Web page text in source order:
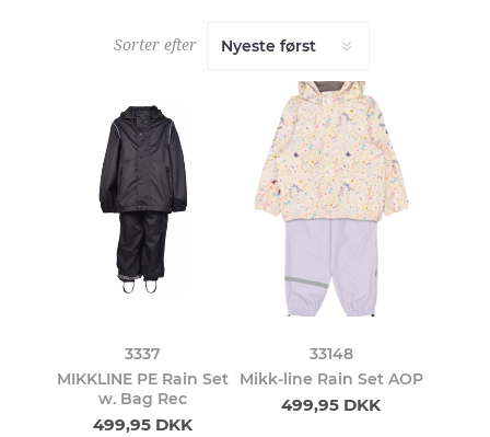
Sorter efter
3337
MIKKLINE PE Rain Set
w. Bag Rec
499,95 DKK
33148
Mikk-line Rain Set AOP
499,95 DKK